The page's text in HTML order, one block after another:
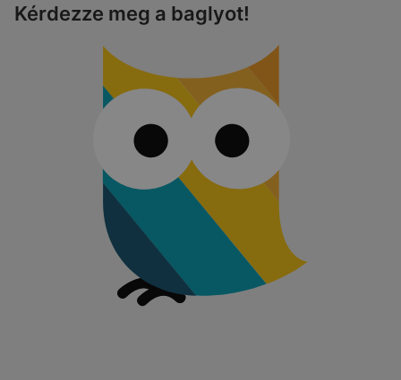
Kérdezze meg a baglyot!